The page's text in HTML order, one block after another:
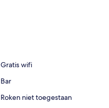
Gratis wifi
Bar
Roken niet toegestaan